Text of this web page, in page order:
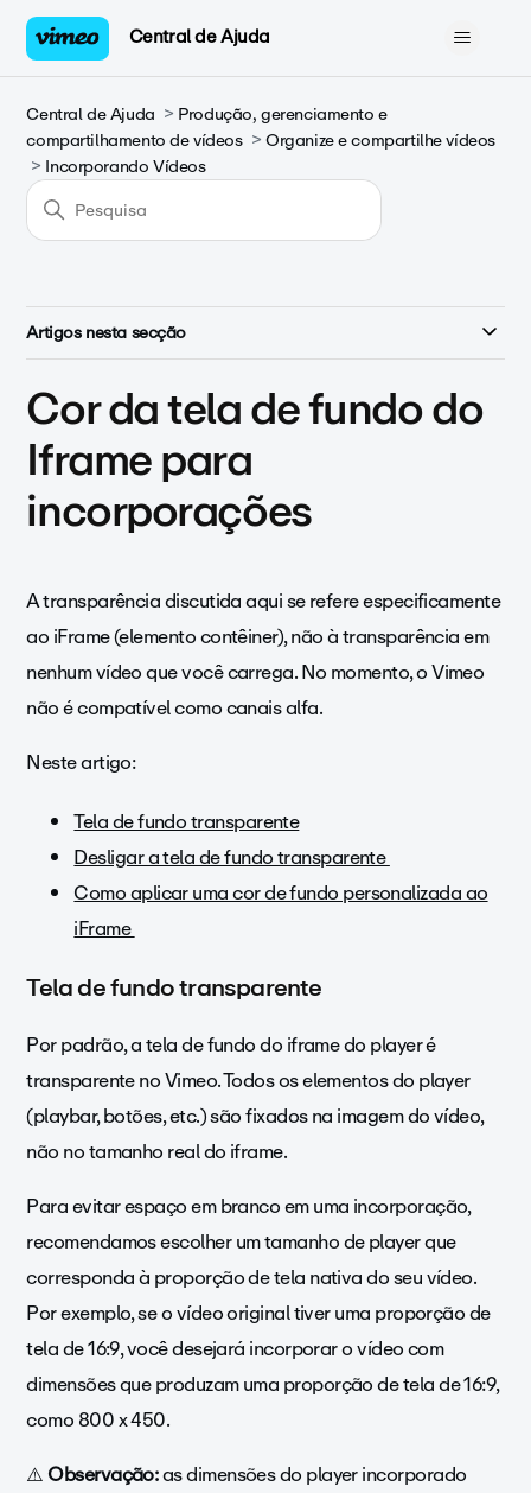
Central de Ajuda
Central de Ajuda
Produção, gerenciamento e
compartilhamento de vídeos
Organize e compartilhe vídeos
Incorporando Vídeos
Artigos nesta secção
Cor da tela de fundo do
Iframe para
incorporações
A transparência discutida aqui se refere especificamente
ao iFrame (elemento contêiner), não à transparência em
nenhum vídeo que você carrega. No momento, o Vimeo
não é compatível como canais alfa.
Neste artigo:
Tela de fundo transparente
Desligar a tela de fundo transparente
Como aplicar uma cor de fundo personalizada ao
iFrame
Tela de fundo transparente
Por padrão, a tela de fundo do iframe do player é
transparente no Vimeo. Todos os elementos do player
(playbar, botões, etc.) são fixados na imagem do vídeo,
não no tamanho real do iframe.
Para evitar espaço em branco em uma incorporação,
recomendamos escolher um tamanho de player que
corresponda à proporção de tela nativa do seu vídeo.
Por exemplo, se o vídeo original tiver uma proporção de
tela de 16:9, você desejará incorporar o vídeo com
dimensões que produzam uma proporção de tela de 16:9,
como 800 x 450.
⚠️Observação:as dimensões do player incorporado